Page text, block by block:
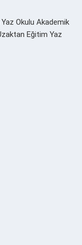
Yaz Okulu Akademik
Eğitim Yaz